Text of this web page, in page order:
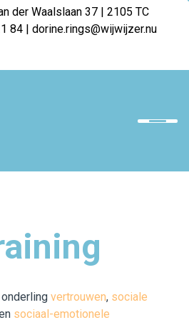
der Waalslaan 37 | 2105 TC
84 | dorine.rings@wijwijzer.nu
vertrouwen, sociale
sociaal-emotionele